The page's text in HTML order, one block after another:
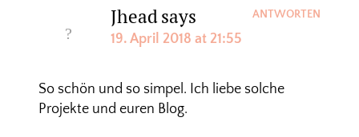
Jheadsays
19. April 2018 at 21:55
So schön und so simpel. Ich liebe solche
Projekte und euren Blog.
ANTWORTEN